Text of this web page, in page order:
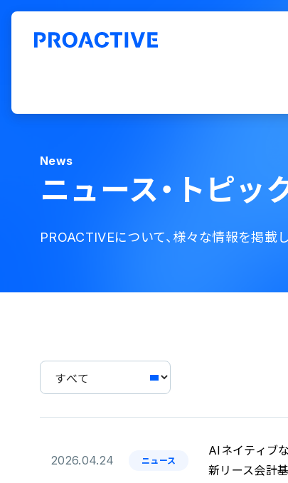
News
ニュース・トピッ
PROACTIVEについて、様々な情報を掲載
2026.04.24 ニュース
AIネイティブ
新リース会計